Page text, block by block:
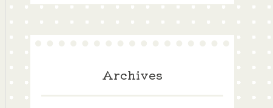
Archives